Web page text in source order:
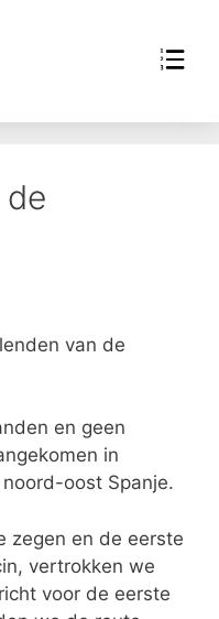
de
van de
en geen
in
oost Spanje.
zegen en de eerste
vertrokken we
voor de eerste